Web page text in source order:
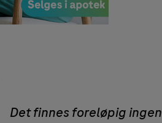
Det finnes foreløpig ingen